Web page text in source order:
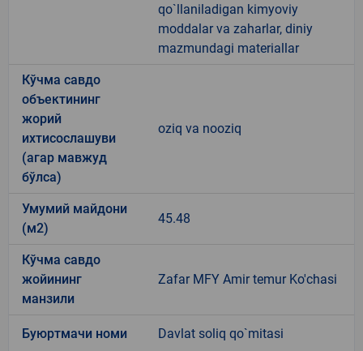
qo`llaniladigan kimyoviy
moddalar va zaharlar, diniy
mazmundagi materiallar
Кўчма савдо
объектининг
жорий
ихтисослашуви
(агар мавжуд
бўлса)
oziq va nooziq
Умумий майдони
(м2)
45.48
Кўчма савдо
жойининг
манзили
Zafar MFY Amir temur Ko'chasi
Буюртмачи номи Davlat soliq qo`mitasi